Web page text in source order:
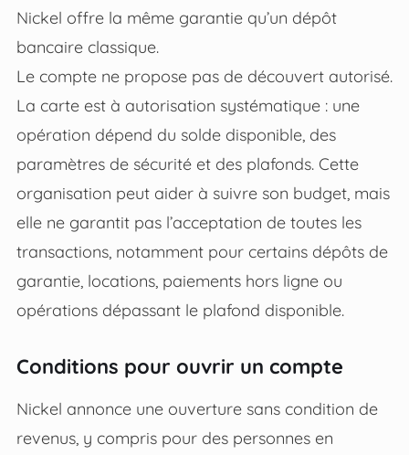
Nickel offre la même garantie qu’un dépôt
bancaire classique.
Le compte ne propose pas de découvert autorisé.
La carte est à autorisation systématique : une
opération dépend du solde disponible, des
paramètres de sécurité et des plafonds. Cette
organisation peut aider à suivre son budget, mais
elle ne garantit pas l’acceptation de toutes les
transactions, notamment pour certains dépôts de
garantie, locations, paiements hors ligne ou
opérations dépassant le plafond disponible.
Conditions pour ouvrir un compte
Nickel annonce une ouverture sans condition de
revenus, y compris pour des personnes en